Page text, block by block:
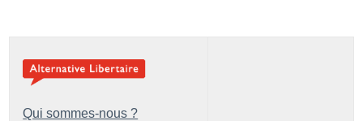
Qui sommes-nous ?